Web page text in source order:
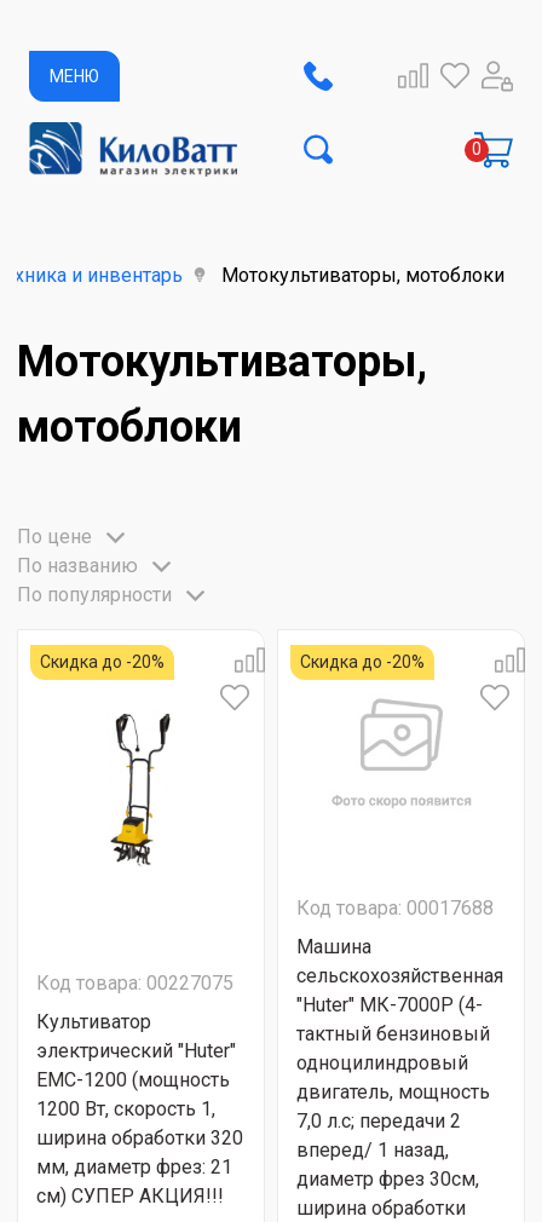
МЕНЮ
и инвентарь Мотокультиваторы, мотоблоки
Мотокультиваторы,
мотоблоки
По цене
По названию
По популярности
Скидка до -20%
Код товара: 00227075
Культиватор
электрический "Huter"
ЕМС-1200 (мощность
1200 Вт, скорость 1,
ширина обработки 320
мм, диаметр фрез: 21
см) СУПЕР АКЦИЯ!!!
Скидка до -20%
Код товара: 00017688
Машина
сельскохозяйственная
"Huter" МК-7000P (4-
тактный бензиновый
одноцилиндровый
двигатель, мощность
7,0 л.с; передачи 2
вперед/ 1 назад,
диаметр фрез 30см,
ширина обработки